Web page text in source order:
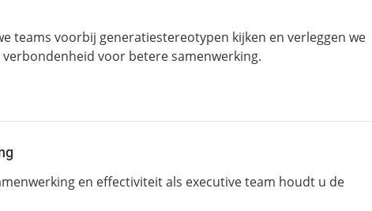
teams voorbij generatiestereotypen kijken en verleggen we
voor betere samenwerking.
en effectiviteit als executive team houdt u de